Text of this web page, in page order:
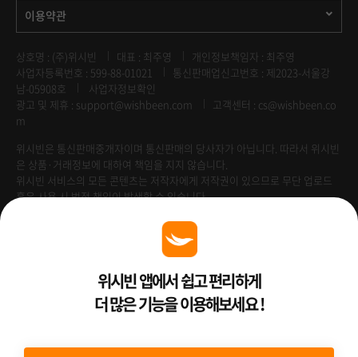
이용약관
상호명 : (주)위시빈 대표 : 최주영
개인정보책임자 : 최주영
사업자등록번호 : 599-88-01021
통신판매업신고번호 : 제2023-서울강
남-05908호
사업자정보확인
광고 및 제휴 : support@wishbeen.com
고객센터 : cs@wishbeen.co
m
위시빈은 통신판매중개자이며 통신판매의 당사자가 아닙니다. 따라서 위시빈
은 상품·거래정보에 대하여 책임을 지지 않습니다.
위시빈 서비스의 모든 콘텐츠는 저작자에게 저작권이 있으므로 무단 업로드
혹은 사용 시 법적 책임이 발생할 수 있습니다.
Venture Enterprise위시빈 앱에서 쉽고 편리하게
더 많은 기능을 이용해보세요 !